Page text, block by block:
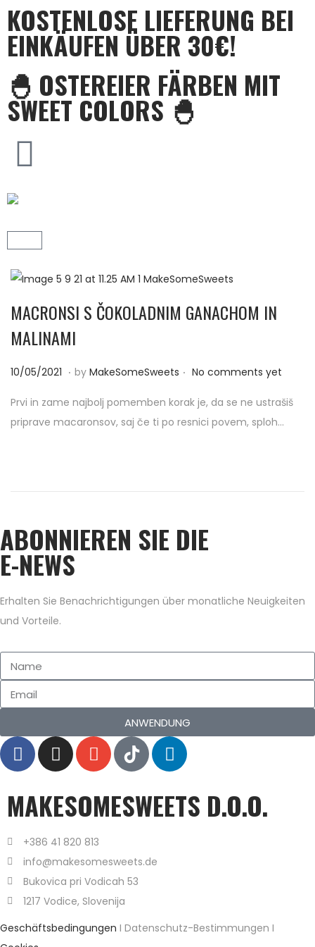
KOSTENLOSE LIEFERUNG BEI
EINKÄUFEN ÜBER 30€!
🐣 OSTEREIER FÄRBEN MIT
SWEET COLORS 🐣
MACRONSI S ČOKOLADNIM GANACHOM IN
MALINAMI
P
s
t
10/05/2021
/
0
2
1
. by MakeSomeSweets . No comments yet
Prvi in zame najbolj pomemben korak je, da se ne ustrašiš
priprave macaronsov, saj če ti po resnici povem, sploh…
ABONNIEREN SIE DIE
E-NEWS
Erhalten Sie Benachrichtigungen über monatliche Neuigkeiten
und Vorteile.
ANWENDUNG
MAKESOMESWEETS D.O.O.
+386 41 820 813
info@makesomesweets.de
Bukovica pri Vodicah 53
1217 Vodice, Slovenija
Geschäftsbedingungen I Datenschutz-Bestimmungen I